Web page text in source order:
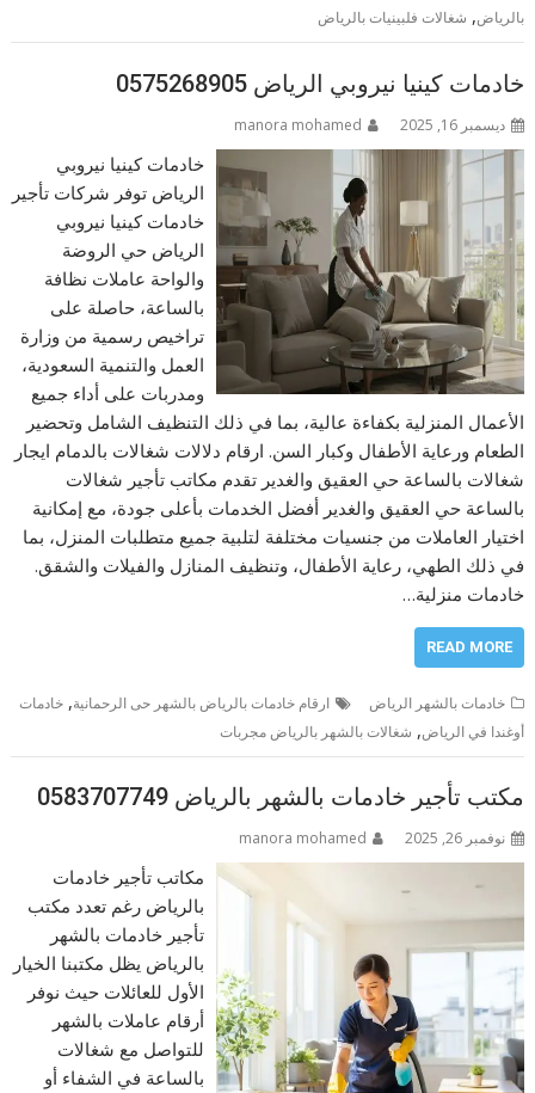
بالرياض, شغالات فلبينيات بالرياض
خادمات كينيا نيروبي الرياض 0575268905
ديسمبر 16, 2025 manora mohamed
خادمات كينيا نيروبي
الرياض توفر شركات تأجير
خادمات كينيا نيروبي
الرياض حي الروضة
والواحة عاملات نظافة
بالساعة، حاصلة على
تراخيص رسمية من وزارة
العمل والتنمية السعودية،
ومدربات على أداء جميع
الأعمال المنزلية بكفاءة عالية، بما في ذلك التنظيف الشامل وتحضير
الطعام ورعاية الأطفال وكبار السن. ارقام دلالات شغالات بالدمام ايجار
شغالات بالساعة حي العقيق والغدير تقدم مكاتب تأجير شغالات
بالساعة حي العقيق والغدير أفضل الخدمات بأعلى جودة، مع إمكانية
اختيار العاملات من جنسيات مختلفة لتلبية جميع متطلبات المنزل، بما
في ذلك الطهي، رعاية الأطفال، وتنظيف المنازل والفيلات والشقق.
خادمات منزلية…
READ MORE
خادمات بالشهر الرياض ارقام خادمات بالرياض بالشهر حى الرحمانية,خادمات
أوغندا في الرياض, شغالات بالشهر بالرياض مجربات
مكتب تأجير خادمات بالشهر بالرياض 0583707749
نوفمبر 26, 2025 manora mohamed
مكاتب تأجير خادمات
بالرياض رغم تعدد مكتب
تأجير خادمات بالشهر
بالرياض يظل مكتبنا الخيار
الأول للعائلات حيث نوفر
أرقام عاملات بالشهر
للتواصل مع شغالات
بالساعة في الشفاء أو